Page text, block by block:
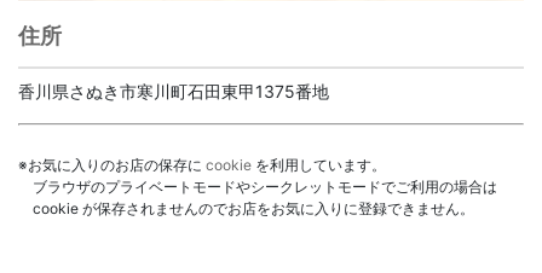
住所
香川県さぬき市寒川町石田東甲1375番地
※お気に入りのお店の保存に cookie を利用しています。
ブラウザのプライベートモードやシークレットモードでご利用の場合は
cookie が保存されませんのでお店をお気に入りに登録できません。